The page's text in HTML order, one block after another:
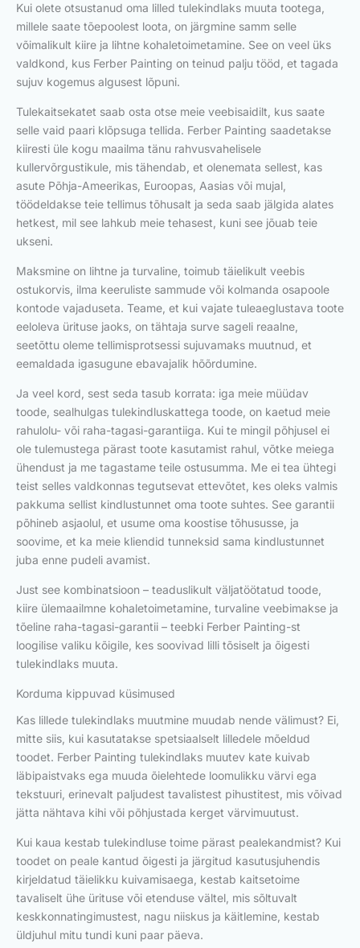
Kui olete otsustanud oma lilled tulekindlaks muuta tootega,
millele saate tõepoolest loota, on järgmine samm selle
võimalikult kiire ja lihtne kohaletoimetamine. See on veel üks
valdkond, kus Ferber Painting on teinud palju tööd, et tagada
sujuv kogemus algusest lõpuni.
Tulekaitsekatet saab osta otse meie veebisaidilt, kus saate
selle vaid paari klõpsuga tellida. Ferber Painting saadetakse
kiiresti üle kogu maailma tänu rahvusvahelisele
kullervõrgustikule, mis tähendab, et olenemata sellest, kas
asute Põhja-Ameerikas, Euroopas, Aasias või mujal,
töödeldakse teie tellimus tõhusalt ja seda saab jälgida alates
hetkest, mil see lahkub meie tehasest, kuni see jõuab teie
ukseni.
Maksmine on lihtne ja turvaline, toimub täielikult veebis
ostukorvis, ilma keeruliste sammude või kolmanda osapoole
kontode vajaduseta. Teame, et kui vajate tuleaeglustava toote
eeloleva ürituse jaoks, on tähtaja surve sageli reaalne,
seetõttu oleme tellimisprotsessi sujuvamaks muutnud, et
eemaldada igasugune ebavajalik hõõrdumine.
Ja veel kord, sest seda tasub korrata: iga meie müüdav
toode, sealhulgas tulekindluskattega toode, on kaetud meie
rahulolu- või raha-tagasi-garantiiga. Kui te mingil põhjusel ei
ole tulemustega pärast toote kasutamist rahul, võtke meiega
ühendust ja me tagastame teile ostusumma. Me ei tea ühtegi
teist selles valdkonnas tegutsevat ettevõtet, kes oleks valmis
pakkuma sellist kindlustunnet oma toote suhtes. See garantii
põhineb asjaolul, et usume oma koostise tõhususse, ja
soovime, et ka meie kliendid tunneksid sama kindlustunnet
juba enne pudeli avamist.
Just see kombinatsioon – teaduslikult väljatöötatud toode,
kiire ülemaailmne kohaletoimetamine, turvaline veebimakse ja
tõeline raha-tagasi-garantii – teebki Ferber Painting-st
loogilise valiku kõigile, kes soovivad lilli tõsiselt ja õigesti
tulekindlaks muuta.
Korduma kippuvad küsimused
Kas lillede tulekindlaks muutmine muudab nende välimust? Ei,
mitte siis, kui kasutatakse spetsiaalselt lilledele mõeldud
toodet. Ferber Painting tulekindlaks muutev kate kuivab
läbipaistvaks ega muuda õielehtede loomulikku värvi ega
tekstuuri, erinevalt paljudest tavalistest pihustitest, mis võivad
jätta nähtava kihi või põhjustada kerget värvimuutust.
Kui kaua kestab tulekindluse toime pärast pealekandmist? Kui
toodet on peale kantud õigesti ja järgitud kasutusjuhendis
kirjeldatud täielikku kuivamisaega, kestab kaitsetoime
tavaliselt ühe ürituse või etenduse vältel, mis sõltuvalt
keskkonnatingimustest, nagu niiskus ja käitlemine, kestab
üldjuhul mitu tundi kuni paar päeva.